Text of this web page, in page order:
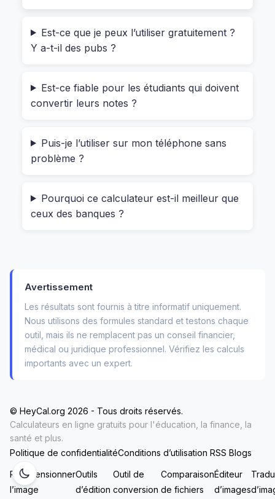
annuel, la fréquence de capitalisation (mensuelle,
trimestrielle…), et il te dit précisément combien tu
aurais gagné après 3 ans, par exemple. Sans
Et ça marche aussi pour ceux qui veulent
optimiser leurs salaires nettes. Si tu travailles en
une commune où les impôts locaux sont plus
élevés, tu peux tester différentes hypothèses
se transformer en plus gros rendement grâce à
l’intérêt composé.
stress)
Pas besoin de formation. Tu arrives, tu vois
l’écran propre, clair, sans publicité intrusive. Voici
comment je fais chaque fois :
€.
Tu choisis ton taux annuel — par exemple 2
% (le taux moyen des livrets A en 2024).
Tu précises la période : 5 ans.
Est-ce que je peux l’utiliser gratuitement ?
Y a-t-il des pubs ?
Est-ce fiable pour les étudiants qui doivent
convertir leurs notes ?
Puis-je l’utiliser sur mon téléphone sans
problème ?
Pourquoi ce calculateur est-il meilleur que
ceux des banques ?
Avertissement
Les résultats sont fournis à titre informatif uniquement.
Nous utilisons des formules standard et testons chaque
outil, mais ils ne remplacent pas un conseil financier,
médical ou juridique professionnel. Vérifiez les calculs
importants avec un expert.
© HeyCal.org 2026 - Tous droits réservés.
Calculateurs en ligne gratuits pour l'éducation, la finance, la
santé et plus.
Politique de confidentialitéConditions d’utilisation RSS Blogs
Redimensionner
l’image
Outils
d’édition
Outil de
conversion
Comparaison
de fichiers
Éditeur
d’images